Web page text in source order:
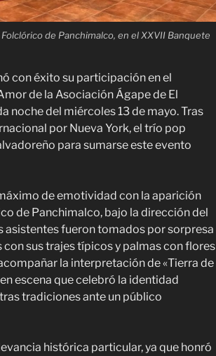
de Panchimalco, en el XXVII Banquete
con éxito su participación en el
de la Asociación Ágape de El
noche del miércoles 13 de mayo. Tras
por Nueva York, el trío pop
para sumarse este evento
de emotividad con la aparición
de Panchimalco, bajo la dirección del
asistentes fueron tomados por sorpresa
sus trajes típicos y palmas con flores
la interpretación de «Tierra de
escena que celebró la identidad
tradiciones ante un público
histórica particular, ya que honró